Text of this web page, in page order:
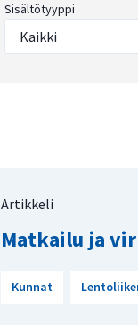
Sisältötyyppi
Artikkeli
Matkailu ja
Kunnat